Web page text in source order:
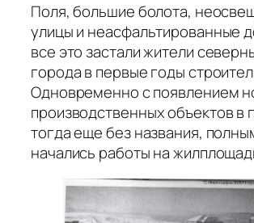
Поля, большие болота,
улицы и неасфальтированные
все это застали жители
города в первые годы
Одновременно с появлением
производственных объектов в
тогда еще без названия,
начались работы на